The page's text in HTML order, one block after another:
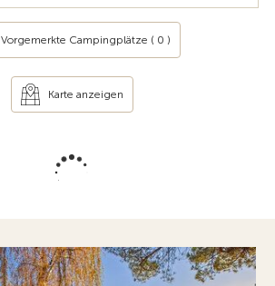
Vorgemerkte Campingplätze ( 0 )
Karte anzeigen